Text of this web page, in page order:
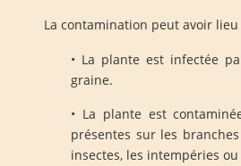
La contamination peut avoir
• La plante est infectée
graine.
• La plante est
présentes sur les
insectes, les intempéries